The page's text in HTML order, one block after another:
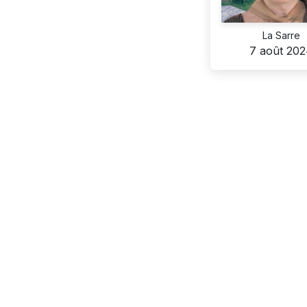
La Sarre
7 août